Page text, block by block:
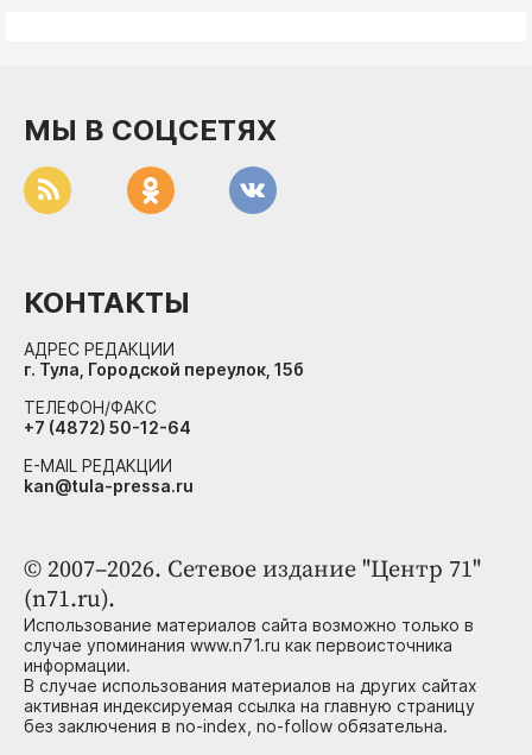
© 2007–2026. Сетевое издание "Центр 71"
(n71.ru).
Использование материалов сайта возможно только в
случае упоминания www.n71.ru как первоисточника
информации.
В случае использования материалов на других сайтах
активная индексируемая ссылка на главную страницу
без заключения в no-index, no-follow обязательна.
МЫ В СОЦСЕТЯХ
КОНТАКТЫ
АДРЕС РЕДАКЦИИ
г. Тула, Городской переулок, 15б
ТЕЛЕФОН/ФАКС
+7 (4872) 50-12-64
E-MAIL РЕДАКЦИИ
kan@tula-pressa.ru